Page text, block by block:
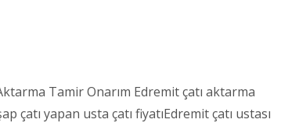
Tamir Onarım Edremit çatı aktarma
çatı yapan usta çatı fiyatıEdremit çatı ustası